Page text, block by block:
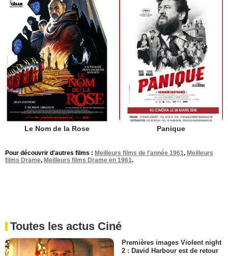
Le Nom de la Rose Panique
Pour découvrir d'autres films : Meilleurs films de l'année 1961, Meilleurs
films Drame, Meilleurs films Drame en 1961.
Toutes les actus Ciné
Premières images Violent night
2 : David Harbour est de retour